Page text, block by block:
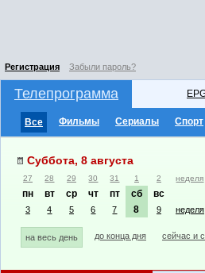
Регистрация Забыли пароль?
Телепрограмма
Все Фильмы Сериалы Спорт
Суббота, 8 августа
27 28 29 30 31 1 2 неделя
пн вт ср чт пт сб вс
3 4 5 6 7 8 9 неделя
на весь день до конца дня сейчас и